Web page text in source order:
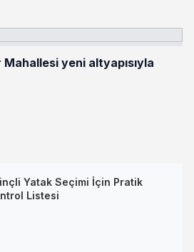
yeni altyapısıyla
Yatak Seçimi İçin Pratik
Listesi